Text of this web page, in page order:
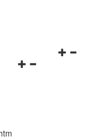
Navigationsmenü